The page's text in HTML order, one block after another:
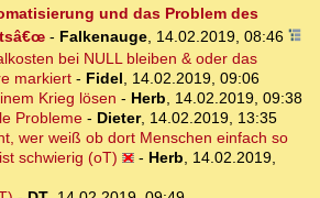
und das Problem des
- Falkenauge, 14.02.2019, 08:46
bei NULL bleiben & oder das
markiert - Fidel, 14.02.2019, 09:06
Krieg lösen - Herb, 14.02.2019, 09:38
Probleme- Dieter, 14.02.2019, 13:35
wer weiß ob dort Menschen einfach so
schwierig (oT)
- Herb, 14.02.2019,